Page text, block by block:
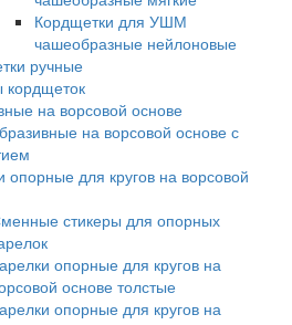
Кордщетки для УШМ
чашеобразные нейлоновые
ручные
кордщеток
на ворсовой основе
на ворсовой основе с
опорные для кругов на ворсовой
стикеры для опорных
опорные для кругов на
основе толстые
опорные для кругов на